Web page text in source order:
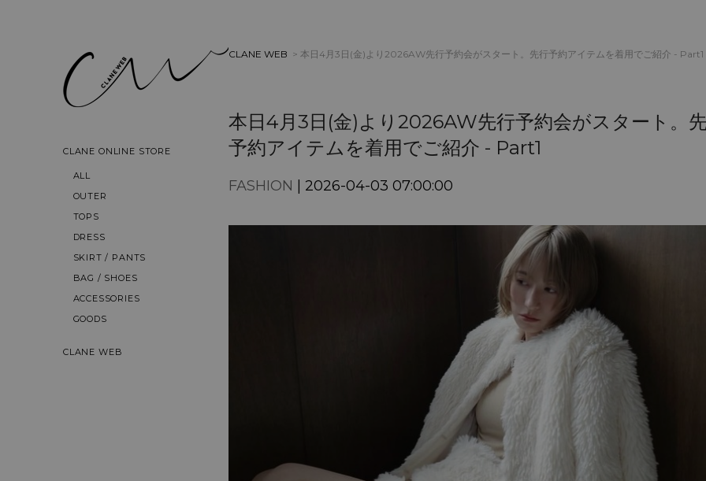
CLANE ONLINE STORE
ALL
OUTER
TOPS
DRESS
SKIRT / PANTS
BAG / SHOES
ACCESSORIES
GOODS
CLANE WEB
CLANE WEB > 本日4月3日(金)より2026AW先行予約会がスタート。先行予約アイテムを着用でご紹介 - Part1
本日4月3日(金)より2026AW先行予約会がスタート。
予約アイテムを着用でご紹介 - Part1
FASHION | 2026-04-03 07:00:00